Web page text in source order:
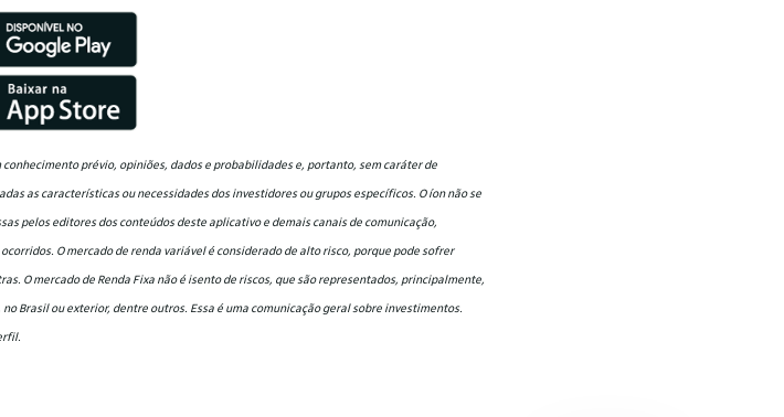
prévio, opiniões, dados e probabilidades e, portanto, sem caráter de
as características ou necessidades dos investidores ou grupos específicos. O íon não se
pelos editores dos conteúdos deste aplicativo e demais canais de comunicação,
O mercado de renda variável é considerado de alto risco, porque pode sofrer
O mercado de Renda Fixa não é isento de riscos, que são representados, principalmente,
Brasil ou exterior, dentre outros. Essa é uma comunicação geral sobre investimentos.